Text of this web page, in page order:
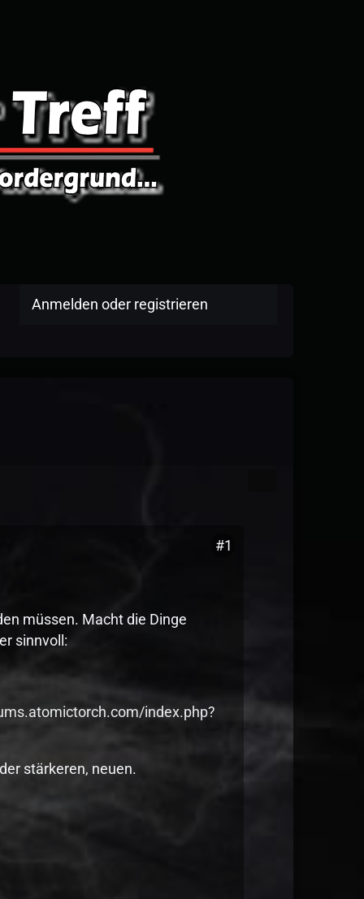
Anmelden oder registrieren
#1
müssen. Macht die Dinge
sinnvoll:
index.php?
stärkeren, neuen.